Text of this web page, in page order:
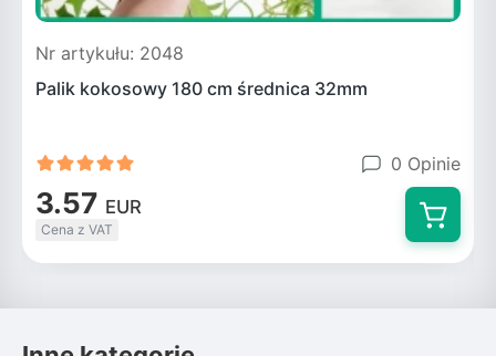
Nr artykułu: 2048
Palik kokosowy 180 cm średnica 32mm
0 Opinie
3.57 EUR
Cena z VAT